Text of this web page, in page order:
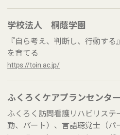
学校法人 桐蔭学園
『自ら考え、判断し、行動す
を育てる
https://toin.ac.jp/
ふくろくケアプランセンター
ふくろく訪問看護リハビリス
勤、パート）、言語聴覚士（パ